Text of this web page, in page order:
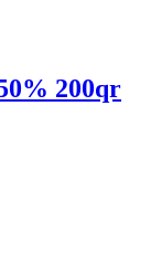
200qr